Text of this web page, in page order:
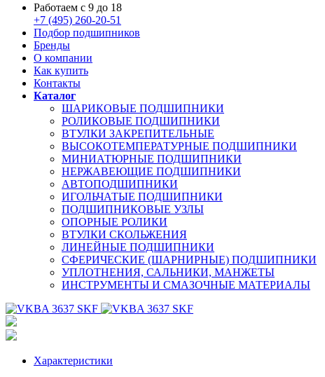
Работаем с 9 до 18
+7 (495) 260-20-51
Подбор подшипников
Бренды
О компании
Как купить
Контакты
Каталог
ШАРИКОВЫЕ ПОДШИПНИКИ
РОЛИКОВЫЕ ПОДШИПНИКИ
ВТУЛКИ ЗАКРЕПИТЕЛЬНЫЕ
ВЫСОКОТЕМПЕРАТУРНЫЕ ПОДШИПНИКИ
МИНИАТЮРНЫЕ ПОДШИПНИКИ
НЕРЖАВЕЮЩИЕ ПОДШИПНИКИ
АВТОПОДШИПНИКИ
ИГОЛЬЧАТЫЕ ПОДШИПНИКИ
ПОДШИПНИКОВЫЕ УЗЛЫ
ОПОРНЫЕ РОЛИКИ
ВТУЛКИ СКОЛЬЖЕНИЯ
ЛИНЕЙНЫЕ ПОДШИПНИКИ
СФЕРИЧЕСКИЕ (ШАРНИРНЫЕ) ПОДШИПНИКИ
УПЛОТНЕНИЯ, САЛЬНИКИ, МАНЖЕТЫ
ИНСТРУМЕНТЫ И СМАЗОЧНЫЕ МАТЕРИАЛЫ
Характеристики